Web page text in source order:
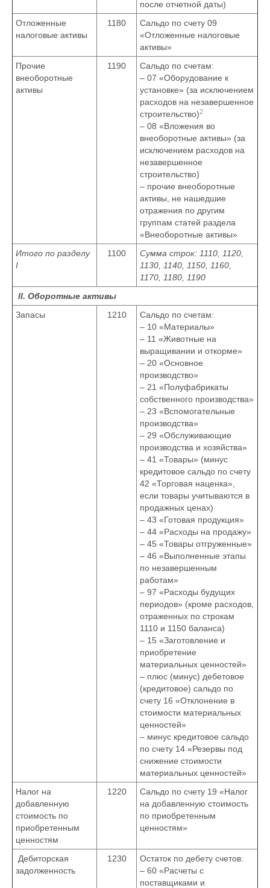
после отчетной даты)
Отложенные
налоговые активы
1180
Сальдо по счету 09
«Отложенные налоговые
активы»
Прочие
внеоборотные
активы
1190
Сальдо по счетам:
– 07 «Оборудование к
установке» (за исключением
расходов на незавершенное
строительство)2
– 08 «Вложения во
внеоборотные активы» (за
исключением расходов на
незавершенное
строительство)
– прочие внеоборотные
активы, не нашедшие
отражения по другим
группам статей раздела
«Внеоборотные активы»
Итого по разделу
I
1100
Сумма строк: 1110, 1120,
1130, 1140, 1150, 1160,
1170, 1180, 1190
II. Оборотные активы
Запасы
1210
Сальдо по счетам:
– 10 «Материалы»
– 11 «Животные на
выращивании и откорме»
– 20 «Основное
производство»
– 21 «Полуфабрикаты
собственного производства»
– 23 «Вспомогательные
производства»
– 29 «Обслуживающие
производства и хозяйства»
– 41 «Товары» (минус
кредитовое сальдо по счету
42 «Торговая наценка»,
если товары учитываются в
продажных ценах)
– 43 «Готовая продукция»
– 44 «Расходы на продажу»
– 45 «Товары отгруженные»
– 46 «Выполненные этапы
по незавершенным
работам»
– 97 «Расходы будущих
периодов» (кроме расходов,
отраженных по строкам
1110 и 1150 баланса)
– 15 «Заготовление и
приобретение
материальных ценностей»
– плюс (минус) дебетовое
(кредитовое) сальдо по
счету 16 «Отклонение в
стоимости материальных
ценностей»
– минус кредитовое сальдо
по счету 14 «Резервы под
снижение стоимости
материальных ценностей»
Налог на
добавленную
стоимость по
приобретенным
ценностям
1220
Сальдо по счету 19 «Налог
на добавленную стоимость
по приобретенным
ценностям»
Дебиторская
задолженность
1230
Остаток по дебету счетов:
– 60 «Расчеты с
поставщиками и